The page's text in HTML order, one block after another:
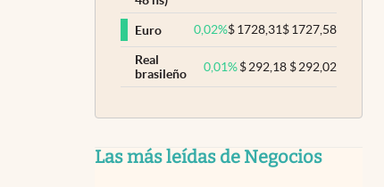
Euro 0,02%$1728,31$1727,58
Real
brasileño
0,01% $292,18 $292,02
Las más leídas de Negocios